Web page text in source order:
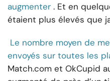
augmenter . Et en
étaient plus élevés que
Le nombre moyen de
envoyés sur toutes les
Match.com et OkCupid